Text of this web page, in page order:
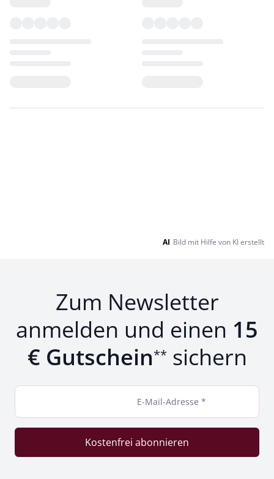
AI Bild mit Hilfe von KI erstellt
Zum Newsletter
anmelden und einen 15
€ Gutschein** sichern
E-Mail-Adresse *
Kostenfrei abonnieren